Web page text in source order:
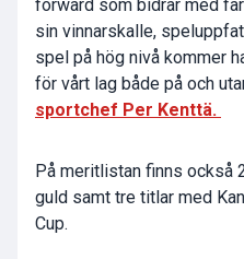
forward som bidrar med
sin vinnarskalle,
spel på hög nivå kommer
för vårt lag både på och
sportchef Per Kenttä.
På meritlistan finns också
guld samt tre titlar med
Cup.